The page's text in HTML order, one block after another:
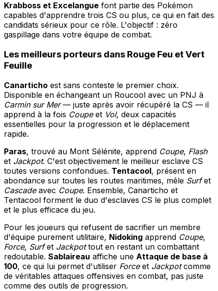
Krabboss et Excelangue font partie des Pokémon
capables d'apprendre trois CS ou plus, ce qui en fait des
candidats sérieux pour ce rôle. L'objectif : zéro
gaspillage dans votre équipe de combat.
Les meilleurs porteurs dans Rouge Feu et Vert
Feuille
Canarticho est sans conteste le premier choix.
Disponible en échangeant un Roucool avec un PNJ à
Carmin sur Mer— juste après avoir récupéré la CS — il
apprend à la fois Coupeet Vol, deux capacités
essentielles pour la progression et le déplacement
rapide.
Paras, trouvé au Mont Sélénite, apprend Coupe, Flash
et Jackpot. C'est objectivement le meilleur esclave CS
toutes versions confondues. Tentacool, présent en
abondance sur toutes les routes maritimes, mêle Surfet
Cascadeavec Coupe. Ensemble, Canarticho et
Tentacool forment le duo d'esclaves CS le plus complet
et le plus efficace du jeu.
Pour les joueurs qui refusent de sacrifier un membre
d'équipe purement utilitaire, Nidoking apprend Coupe,
Force, Surfet Jackpottout en restant un combattant
redoutable. Sablaireau affiche une Attaque de base à
100, ce qui lui permet d'utiliser Forceet Jackpotcomme
de véritables attaques offensives en combat, pas juste
comme des outils de progression.